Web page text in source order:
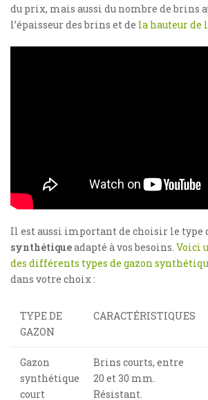
du prix, mais aussi du nombre de brins
l’épaisseur des brins et de la hauteur de
Il est aussi important de choisir le type
synthétiqueadapté à vos besoins. Voici
des différents types de gazon
dans votre choix :
TYPE DE
GAZON
CARACTÉRISTIQUES
Gazon
synthétique
court
Brins courts, entre
20 et 30 mm.
Résistant.